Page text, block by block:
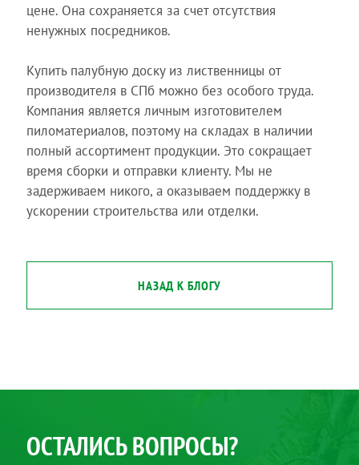
цене. Она сохраняется за счет отсутствия
ненужных посредников.
Купить палубную доску из лиственницы от
производителя в СПб можно без особого труда.
Компания является личным изготовителем
пиломатериалов, поэтому на складах в наличии
полный ассортимент продукции. Это сокращает
время сборки и отправки клиенту. Мы не
задерживаем никого, а оказываем поддержку в
ускорении строительства или отделки.
НАЗАД К БЛОГУ
ОСТАЛИСЬ ВОПРОСЫ?